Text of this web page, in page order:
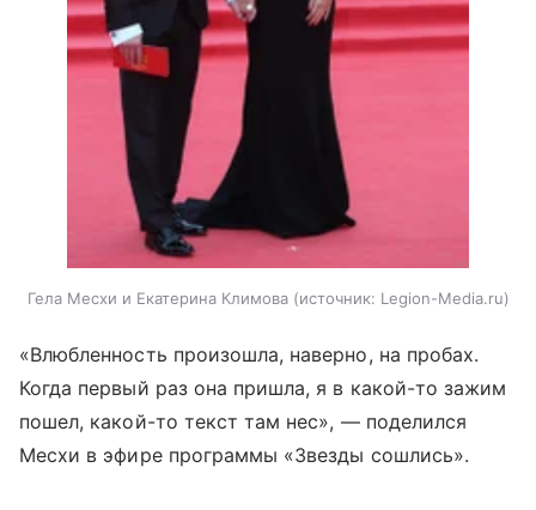
Гела Месхи и Екатерина Климова источник: Legion-Media.ru
«Влюбленность произошла, наверно, на пробах.
Когда первый раз она пришла, я в какой-то зажим
пошел, какой-то текст там нес», — поделился
Месхи в эфире программы «Звезды сошлись».